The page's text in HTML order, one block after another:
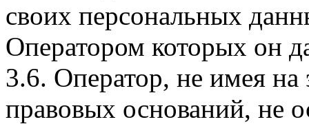
своих персональных
Оператором которых он
3.6. Оператор, не имея
правовых оснований, не